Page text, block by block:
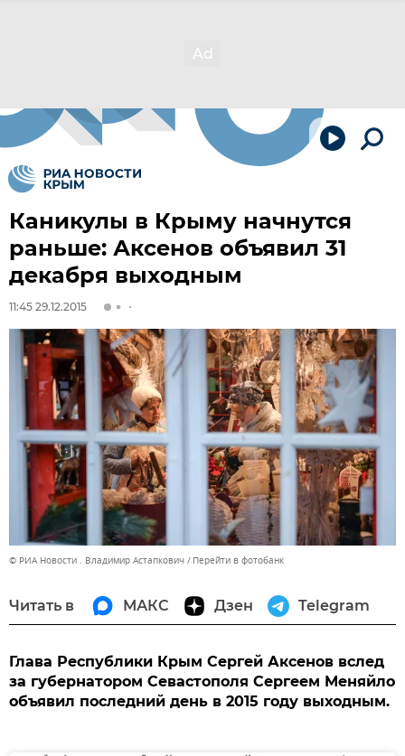
Каникулы в Крыму начнутся
раньше: Аксенов объявил 31
декабря выходным
11:45 29.12.2015
© РИА Новости . Владимир Астапкович Перейти в фотобанк
Читать в МАКС Дзен Telegram
Глава Республики Крым Сергей Аксенов вслед
за губернатором Севастополя Сергеем Меняйло
объявил последний день в 2015 году выходным.